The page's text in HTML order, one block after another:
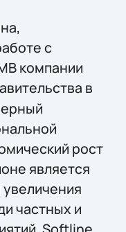
с
компании
в
рост
является
частных и